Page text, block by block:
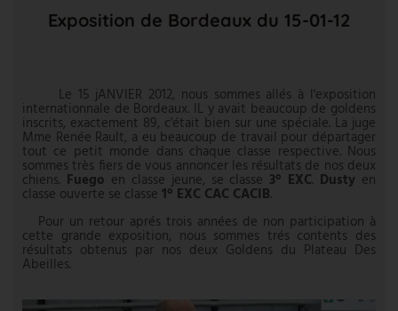
LIENS
PARTENAIRES
CONTACT
Exposition de Bordeaux du 15-01-12
Le 15 jANVIER 2012, nous sommes allés à l'exposition
internationnale de Bordeaux. IL y avait beaucoup de goldens
inscrits, exactement 89, c'était bien sur une spéciale. La juge
Mme Renée Rault, a eu beaucoup de travail pour départager
tout ce petit monde dans chaque classe respective. Nous
sommes très fiers de vous annoncer les résultats de nos deux
chiens. Fuego en classe jeune, se classe 3° EXC. Dusty en
classe ouverte se classe 1° EXC CAC CACIB.
Pour un retour aprés trois années de non participation à
cette grande exposition, nous sommes trés contents des
résultats obtenus par nos deux Goldens du Plateau Des
Abeilles.